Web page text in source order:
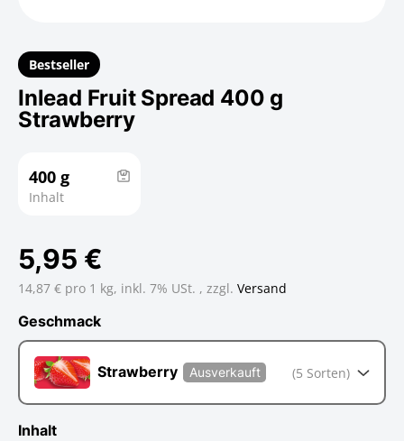
Bestseller
Inlead Fruit Spread 400 g
Strawberry
400 g
Inhalt
5,95 €
14,87 € pro 1 kg, inkl. 7% USt. , zzgl. Versand
Geschmack
(5 Sorten)
Geschmack
Strawberry Ausverkauft
Inhalt